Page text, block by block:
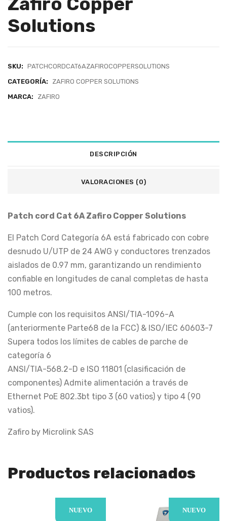
Solutions
SKU: PATCHCORDCAT6AZAFIROCOPPERSOLUTIONS
CATEGORÍA:
ZAFIRO COPPER SOLUTIONS
MARCA:
ZAFIRO
DESCRIPCIÓN
VALORACIONES (0)
Patch cord Cat 6A Zafiro Copper Solutions
El Patch Cord Categoría 6A está fabricado con cobre
desnudo U/UTP de 24 AWG y conductores trenzados
aislados de 0.97 mm, garantizando un rendimiento
confiable en longitudes de canal completas de hasta
100 metros.
Cumple con los requisitos ANSI/TIA-1096-A
(anteriormente Parte68 de la FCC) & ISO/IEC 60603-7
Supera todos los límites de cables de parche de
categoría 6
ANSI/TIA-568.2-D e ISO 11801 (clasificación de
componentes) Admite alimentación a través de
Ethernet PoE 802.3bt tipo 3 (60 vatios) y tipo 4 (90
vatios).
Zafiro by Microlink SAS
Productos relacionados
NUEVO NUEVO